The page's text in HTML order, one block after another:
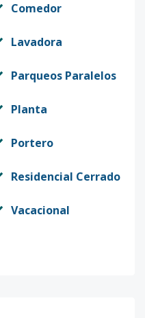
Comedor
Lavadora
Parqueos Paralelos
Planta
Portero
Residencial Cerrado
Vacacional